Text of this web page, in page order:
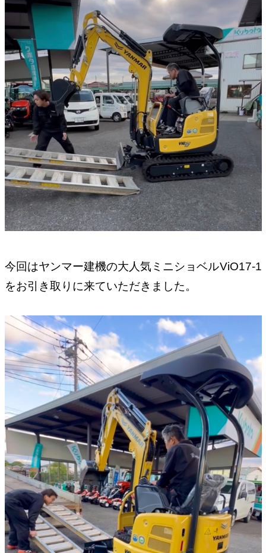
今回はヤンマー建機の大人気ミニショベルViO17-1
をお引き取りに来ていただきました。